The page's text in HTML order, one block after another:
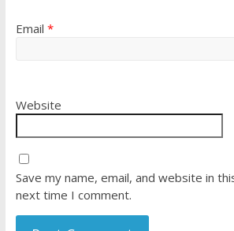
Email *
Website
Save my name, email, and website in
next time I comment.